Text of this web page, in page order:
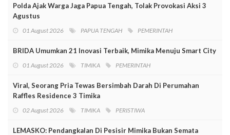
Polda Ajak Warga Jaga Papua Tengah, Tolak Provokasi Aksi 3
Agustus
01 August 2026 PAPUA TENGAH PEMERINTAH
BRIDA Umumkan 21 Inovasi Terbaik, Mimika Menuju Smart City
01 August 2026 TIMIKA PEMERINTAH
Viral, Seorang Pria Tewas Bersimbah Darah Di Perumahan
Raffles Residence 3 Timika
02 August 2026 TIMIKA PERISTIWA
LEMASKO: Pendangkalan Di Pesisir Mimika Bukan Semata